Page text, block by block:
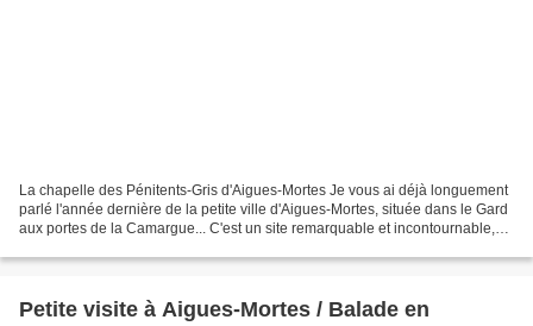
La chapelle des Pénitents-Gris d'Aigues-Mortes Je vous ai déjà longuement
parlé l'année dernière de la petite ville d'Aigues-Mortes, située dans le Gard
aux portes de la Camargue... C'est un site remarquable et incontournable,
Petite visite à Aigues-Mortes / Balade en